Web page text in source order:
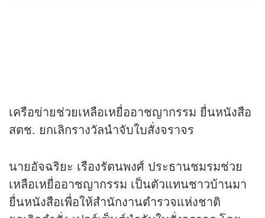
เครือข่ายช่วยเหลือเหยื่ออาชญากรรม ยื่นหนังสือ
สตช. ยกเลิกรางวัลนำจับใบสั่งจราจร
นายอัจฉริยะ เรืองรัตนพงศ์ ประธานชมรมช่วย
เหลือเหยื่ออาชญากรรม เป็นตัวแทนชาวบ้านมา
ยื่นหนังสือเพื่อให้สำนักงานตำรวจแห่งชาติ